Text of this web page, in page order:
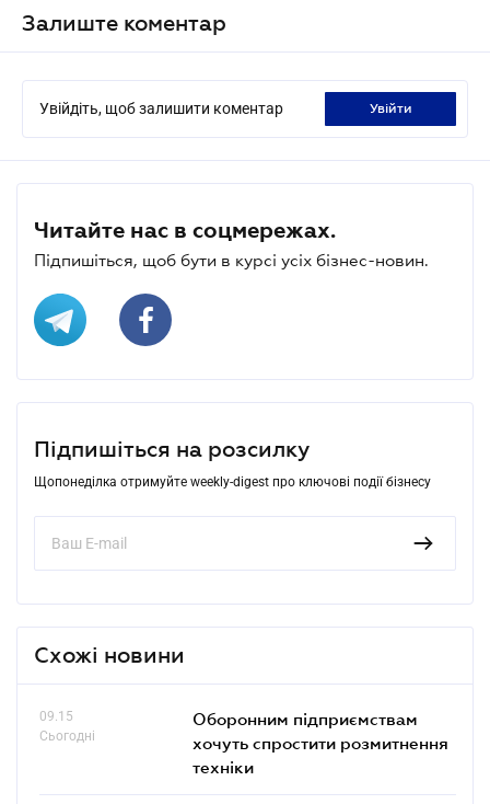
Залиште коментар
Увійдіть, щоб залишити коментар увійти
Читайте нас в соцмережах.
Підпишіться, щоб бути в курсі усіх бізнес-новин.
Підпишіться на розсилку
Щопонеділка отримуйте weekly-digest про ключові події бізнесу
Схожі новини
09.15
Сьогодні
Оборонним підприємствам
хочуть спростити розмитнення
техніки